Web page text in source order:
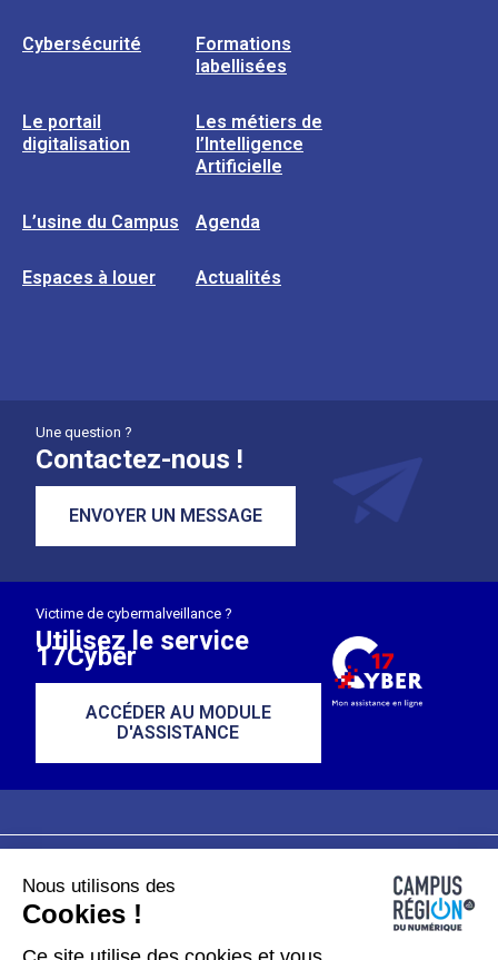
Cybersécurité
Formations
labellisées
Le portail
digitalisation
Les métiers de
l’Intelligence
Artificielle
L’usine du Campus Agenda
Espaces à louer Actualités
Une question ?
Contactez-nous !
ENVOYER UN MESSAGE
Victime de cybermalveillance ?
Utilisez le service
17Cyber
ACCÉDER AU MODULE
D'ASSISTANCE
Plan du site
Données personnelles
Nous utilisons des
Cookies !